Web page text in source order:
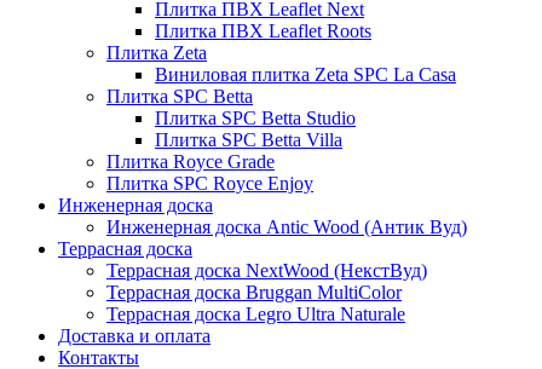
Плитка ПВХ Leaflet Next
Плитка ПВХ Leaflet Roots
Плитка Zeta
Виниловая плитка Zeta SPC La Casa
Плитка SPC Betta
Плитка SPC Betta Studio
Плитка SPC Betta Villa
Плитка Royce Grade
Плитка SPC Royce Enjoy
Инженерная доска
Инженерная доска Antic Wood (Антик Вуд)
Террасная доска
Террасная доска NextWood (НекстВуд)
Террасная доска Bruggan MultiColor
Террасная доска Legro Ultra Naturale
Доставка и оплата
Контакты